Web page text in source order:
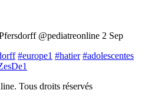
@pediatreonline 2 Sep
#europe1 #hatier #adolescentes
Tous droits réservés